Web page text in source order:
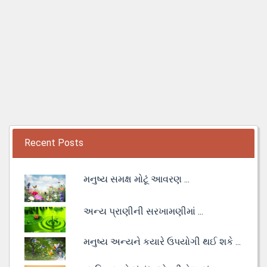
Recent Posts
મનુષ્ય સમક્ષ મોટૂં આવરણ ...
અન્ય પ્રાણીની સરખામણીમાં ...
મનુષ્ય અન્યને કયારે ઉપયોગી થઈ શકે ...